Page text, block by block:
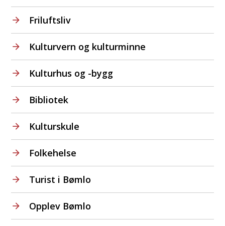
Friluftsliv
Kulturvern og kulturminne
Kulturhus og -bygg
Bibliotek
Kulturskule
Folkehelse
Turist i Bømlo
Opplev Bømlo